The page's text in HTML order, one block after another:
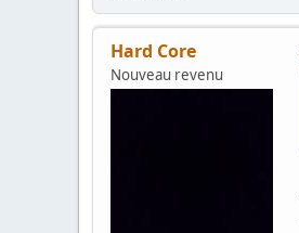
Hard Core
Nouveau revenu